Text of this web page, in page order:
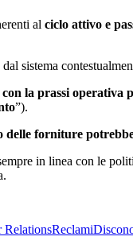
al ciclo attivo e
dal sistema
con la prassi operativa
”).
delle forniture
in linea con le
RelationsReclami